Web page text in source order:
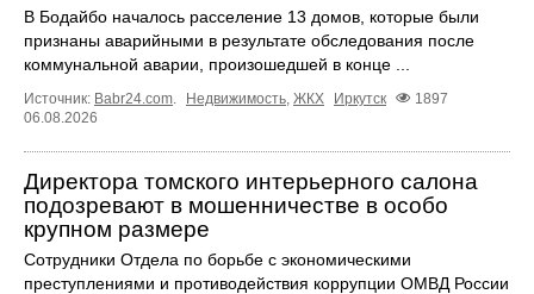
В Бодайбо началось расселение 13 домов, которые были
признаны аварийными в результате обследования после
коммунальной аварии, произошедшей в конце ...
Источник: Babr24.com. Недвижимость, ЖКХ Иркутск
1897
06.08.2026
Директора томского интерьерного салона
подозревают в мошенничестве в особо
крупном размере
Сотрудники Отдела по борьбе с экономическими
преступлениями и противодействия коррупции ОМВД России